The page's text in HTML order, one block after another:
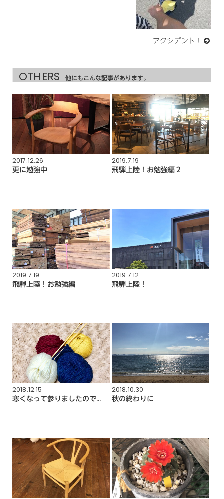
アクシデント！
OTHERS 他にもこんな記事があります。
2017.12.26
更に勉強中
2019.7.19
飛騨上陸！お勉強編２
2019.7.19
飛騨上陸！お勉強編
2019.7.12
飛騨上陸！
2018.12.15
寒くなって参りましたので…
2018.10.30
秋の終わりに